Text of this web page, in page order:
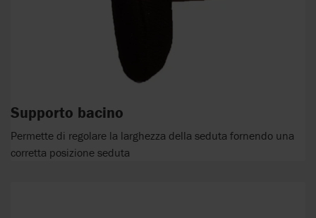
Supporto bacino
Permette di regolare la larghezza della seduta fornendo una
corretta posizione seduta